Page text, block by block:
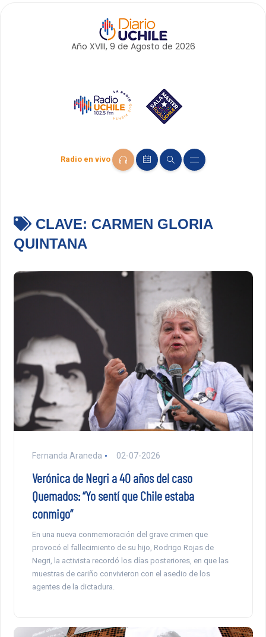
Año XVIII, 9 de Agosto de 2026
Radio en vivo
CLAVE: CARMEN GLORIA
QUINTANA
Fernanda Araneda 02-07-2026
Verónica de Negri a 40 años del caso
Quemados: “Yo sentí que Chile estaba
conmigo”
En una nueva conmemoración del grave crimen que
provocó el fallecimiento de su hijo, Rodrigo Rojas de
Negri, la activista recordó los días posteriores, en que las
muestras de cariño convivieron con el asedio de los
agentes de la dictadura.